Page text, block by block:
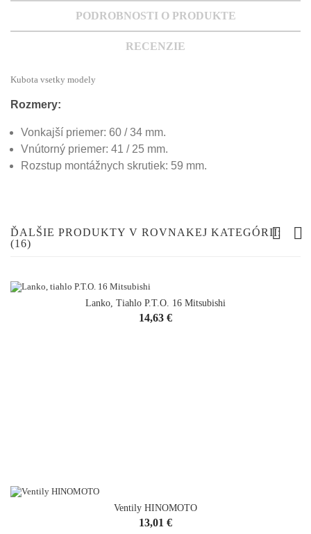
PODROBNOSTI O PRODUKTE
RECENZIE
Kubota vsetky modely
Rozmery:
Vonkajší priemer: 60 / 34 mm.
Vnútorný priemer: 41 / 25 mm.
Rozstup montážnych skrutiek: 59 mm.
ĎALŠIE PRODUKTY V ROVNAKEJ KATEGÓRII:
(16)
Lanko, Tiahlo P.T.O. 16 Mitsubishi
Cena
14,63 €
Ventily HINOMOTO
Cena
13,01 €